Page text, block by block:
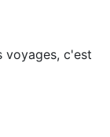
voyages, c'est